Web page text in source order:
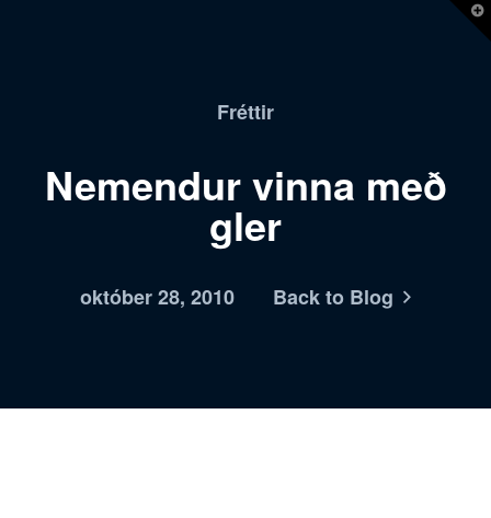
Fréttir
Nemendur vinna með
gler
október 28, 2010 Back to Blog